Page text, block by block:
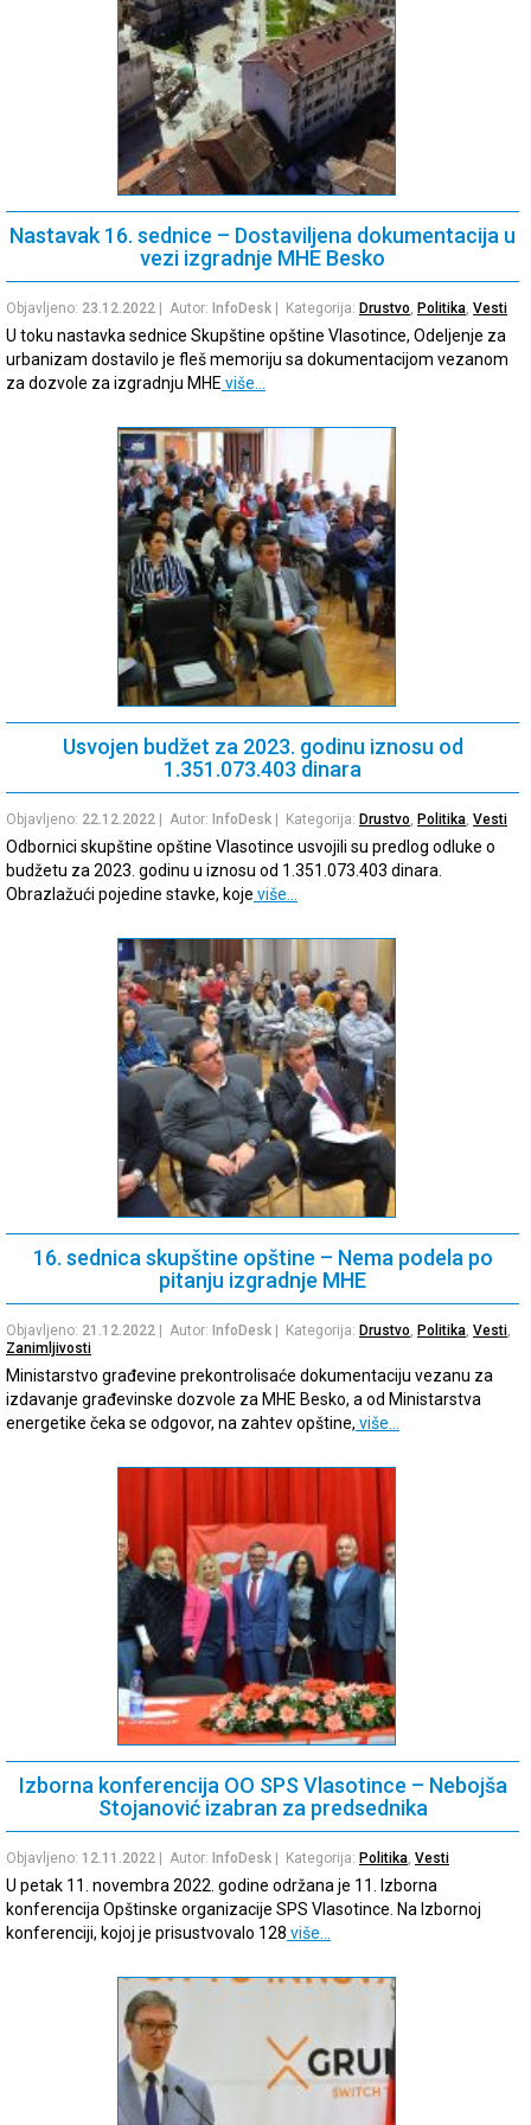
Nastavak 16. sednice – Dostaviljena dokumentacija u
vezi izgradnje MHE Besko
Objavljeno: 23.12.2022 | Autor: InfoDesk | Kategorija: Drustvo, Politika, Vesti
U toku nastavka sednice Skupštine opštine Vlasotince, Odeljenje za
urbanizam dostavilo je fleš memoriju sa dokumentacijom vezanom
za dozvole za izgradnju MHE više…
Usvojen budžet za 2023. godinu iznosu od
1.351.073.403 dinara
Objavljeno: 22.12.2022 | Autor: InfoDesk | Kategorija: Drustvo Politika Vesti
Odbornici skupštine opštine Vlasotince usvojili su predlog odluke o
budžetu za 2023. godinu u iznosu od 1.351.073.403 dinara.
Obrazlažući pojedine stavke, koje više…
16. sednica skupštine opštine – Nema podela po
pitanju izgradnje MHE
Objavljeno: 21.12.2022 | Autor: InfoDesk | Kategorija: Drustvo Politika Vesti
Zanimljivosti
Ministarstvo građevine prekontrolisaće dokumentaciju vezanu za
izdavanje građevinske dozvole za MHE Besko, a od Ministarstva
energetike čeka se odgovor, na zahtev opštine, više…
Izborna konferencija OO SPS Vlasotince – Nebojša
Stojanović izabran za predsednika
Objavljeno: 12.11.2022 | Autor: InfoDesk | Kategorija: Politika, Vesti
U petak 11. novembra 2022. godine održana je 11. Izborna
konferencija Opštinske organizacije SPS Vlasotince. Na Izbornoj
konferenciji, kojoj je prisustvovalo 128 više…